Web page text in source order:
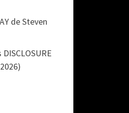
de Steven
DISCLOSURE